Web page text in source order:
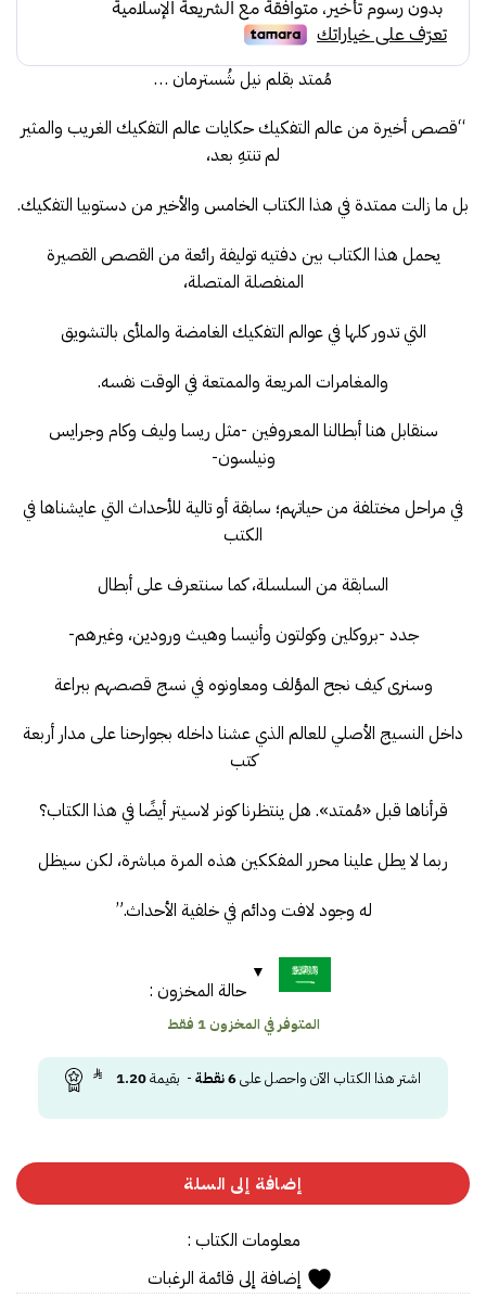
مُمتد بقلم نيل شُسترمان …
“قصص أخيرة من عالم التفكيك حكايات عالم التفكيك الغريب والمثير
لم تنتهِ بعد،
بل ما زالت ممتدة في هذا الكتاب الخامس والأخير من دستوبيا التفكيك.
يحمل هذا الكتاب بين دفتيه توليفة رائعة من القصص القصيرة
المنفصلة المتصلة،
التي تدور كلها في عوالم التفكيك الغامضة والملأى بالتشويق
والمغامرات المريعة والممتعة في الوقت نفسه.
سنقابل هنا أبطالنا المعروفين -مثل ريسا وليف وكام وجرايس
ونيلسون-
في مراحل مختلفة من حياتهم؛ سابقة أو تالية للأحداث التي عايشناها في
الكتب
السابقة من السلسلة، كما سنتعرف على أبطال
جدد -بروكلين وكولتون وأنيسا وهيث ورودين، وغيرهم-
وسنرى كيف نجح المؤلف ومعاونوه في نسج قصصهم ببراعة
داخل النسيج الأصلي للعالم الذي عشنا داخله بجوارحنا على مدار أربعة
كتب
قرأناها قبل «مُمتد». هل ينتظرنا كونر لاسيتر أيضًا في هذا الكتاب؟
ربما لا يطل علينا محرر المفككين هذه المرة مباشرة، لكن سيظل
له وجود لافت ودائم في خلفية الأحداث.”
حالة المخزون :
المتوفر في المخزون 1 فقط
اشتر هذا الكتاب الآن واحصل على6نقطة- بقيمة1.20
إضافة إلى السلة
معلومات الكتاب :
إضافة إلى قائمة الرغبات